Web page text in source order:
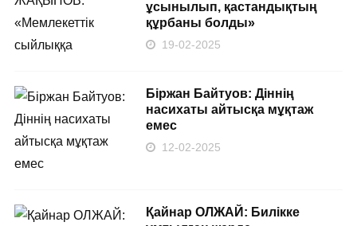
ұсынылып, қастандықтың
құрбаны болды»
19-02-2025
Біржан Байтуов: Діннің
насихаты айтысқа мұқтаж
емес
12-02-2025
Қайнар ОЛЖАЙ: Билікке